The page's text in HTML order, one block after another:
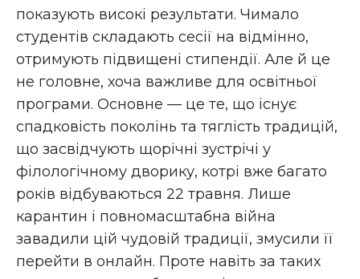
показують високі результати. Чимало
студентів складають сесії на відмінно,
отримують підвищені стипендії. Але й це
не головне, хоча важливе для освітньої
програми. Основне — це те, що існує
спадковість поколінь та тяглість традицій,
що засвідчують щорічні зустрічі у
філологічному дворику, котрі вже багато
років відбуваються 22 травня. Лише
карантин і повномасштабна війна
завадили цій чудовій традиції, змусили її
перейти в онлайн. Проте навіть за таких